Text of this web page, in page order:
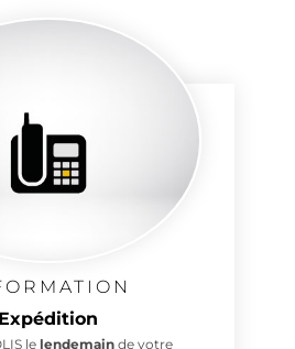
Expédition
lelendemainde votre